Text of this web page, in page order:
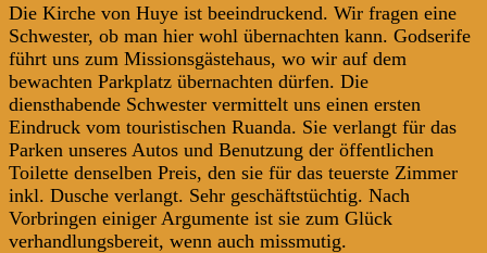
Die Kirche von Huye ist beeindruckend. Wir fragen eine
Schwester, ob man hier wohl übernachten kann. Godserife
führt uns zum Missionsgästehaus, wo wir auf dem
bewachten Parkplatz übernachten dürfen. Die
diensthabende Schwester vermittelt uns einen ersten
Eindruck vom touristischen Ruanda. Sie verlangt für das
Parken unseres Autos und Benutzung der öffentlichen
Toilette denselben Preis, den sie für das teuerste Zimmer
inkl. Dusche verlangt. Sehr geschäftstüchtig. Nach
Vorbringen einiger Argumente ist sie zum Glück
verhandlungsbereit, wenn auch missmutig.